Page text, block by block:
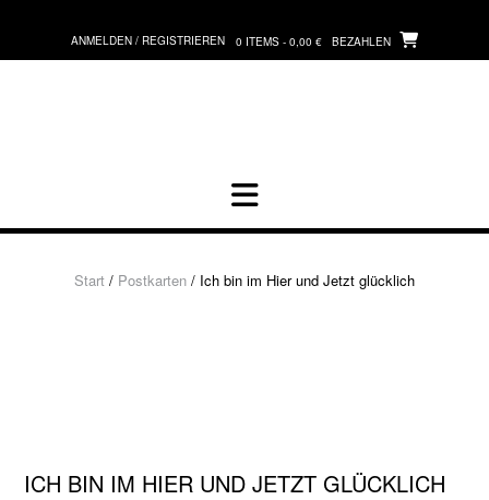
springen
ANMELDEN / REGISTRIEREN 0 ITEMS - 0,00 € BEZAHLEN
Start / Postkarten / Ich bin im Hier und Jetzt glücklich
ICH BIN IM HIER UND JETZT GLÜCKLICH